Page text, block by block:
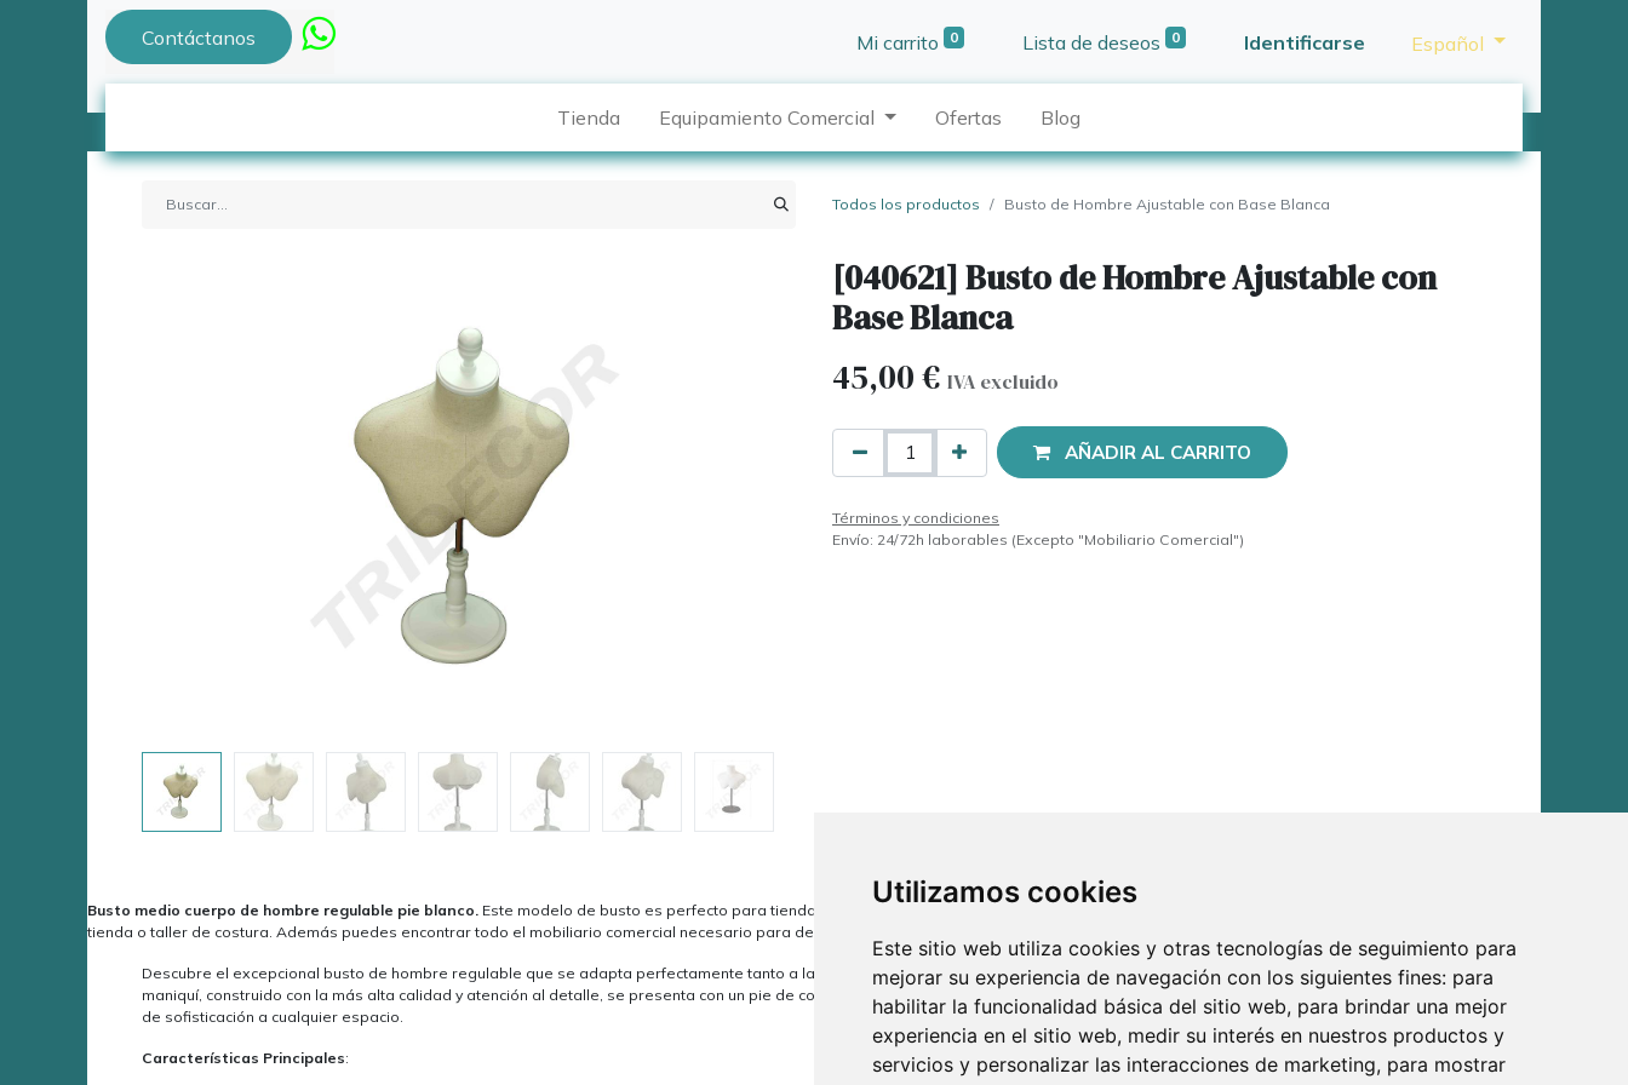
Utilizamos cookies
Este sitio web utiliza cookies y otras tecnologías de seguimiento para
mejorar su experiencia de navegación con los siguientes fines: para
habilitar la funcionalidad básica del sitio web, para brindar una mejor
experiencia en el sitio web, medir su interés en nuestros productos y
servicios y personalizar las interacciones de marketing, para mostrar
Contáctanos Mi carrito 0 Lista de deseos 0 Identificarse Español
Tienda Equipamiento Comercial Ofertas Blog
Todos los productos Busto de Hombre Ajustable con Base Blanca
[040621] Busto de Hombre Ajustable con
Base Blanca
45,00€ IVA excluido
AÑADIR AL CARRITO
Términos y condiciones
Envío: 24/72h laborables (Excepto "Mobiliario Comercial")
Busto medio cuerpo de hombre regulable pie blanco. Este modelo de busto es perfecto para tiendas de camisetas o ropa deportiva. Encuentra en Decoraedi todos los
tienda o taller de costura. Además puedes encontrar todo el mobiliario comercial necesario para decorar y equipar tu tienda o negocio comercial.
Descubre el excepcional busto de hombre regulable que se adapta perfectamente tanto a las necesidades de modistas profesionales como a los aficionados del diseño y la moda. Este
maniquí, construido con la más alta calidad y atención al detalle, se presenta con un pie de color blanco elegante, que no solo es funcional sino también decorativo, añadiendo un toque
de sofisticación a cualquier espacio.
Características Principales: